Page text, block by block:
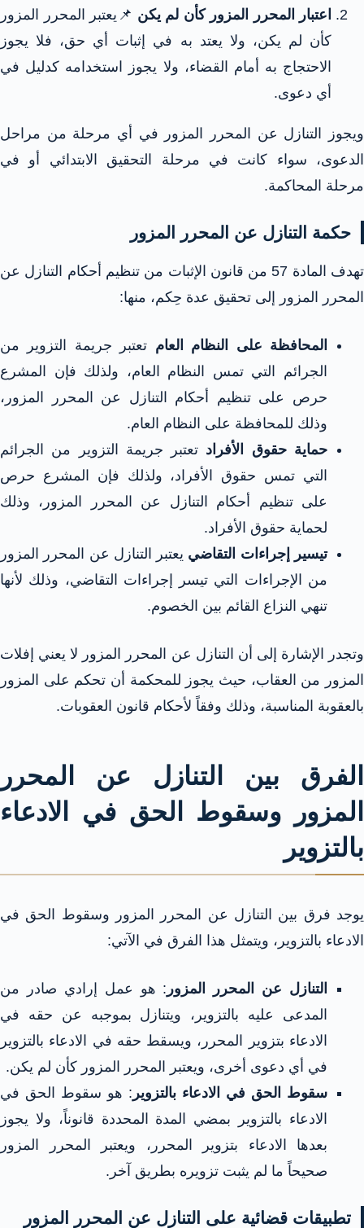
اعتبار المحرر المزور كأن لم يكن 📌يعتبر المحرر المزور
كأن لم يكن، ولا يعتد به في إثبات أي حق، فلا يجوز
الاحتجاج به أمام القضاء، ولا يجوز استخدامه كدليل في
أي دعوى.
ويجوز التنازل عن المحرر المزور في أي مرحلة من مراحل
الدعوى، سواء كانت في مرحلة التحقيق الابتدائي أو في
مرحلة المحاكمة.
حكمة التنازل عن المحرر المزور
تهدف المادة 57 من قانون الإثبات من تنظيم أحكام التنازل عن
المحرر المزور إلى تحقيق عدة حِكم، منها:
المحافظة على النظام العام تعتبر جريمة التزوير من
الجرائم التي تمس النظام العام، ولذلك فإن المشرع
حرص على تنظيم أحكام التنازل عن المحرر المزور،
وذلك للمحافظة على النظام العام.
حماية حقوق الأفراد تعتبر جريمة التزوير من الجرائم
التي تمس حقوق الأفراد، ولذلك فإن المشرع حرص
على تنظيم أحكام التنازل عن المحرر المزور، وذلك
لحماية حقوق الأفراد.
تيسير إجراءات التقاضي يعتبر التنازل عن المحرر المزور
من الإجراءات التي تيسر إجراءات التقاضي، وذلك لأنها
تنهي النزاع القائم بين الخصوم.
وتجدر الإشارة إلى أن التنازل عن المحرر المزور لا يعني إفلات
المزور من العقاب، حيث يجوز للمحكمة أن تحكم على المزور
بالعقوبة المناسبة، وذلك وفقاً لأحكام قانون العقوبات.
الفرق بين التنازل عن المحرر
المزور وسقوط الحق في الادعاء
بالتزوير
يوجد فرق بين التنازل عن المحرر المزور وسقوط الحق في
الادعاء بالتزوير، ويتمثل هذا الفرق في الآتي:
التنازل عن المحرر المزور : هو عمل إرادي صادر من
المدعى عليه بالتزوير، ويتنازل بموجبه عن حقه في
الادعاء بتزوير المحرر، ويسقط حقه في الادعاء بالتزوير
في أي دعوى أخرى، ويعتبر المحرر المزور كأن لم يكن.
سقوط الحق في الادعاء بالتزوير : هو سقوط الحق في
الادعاء بالتزوير بمضي المدة المحددة قانوناً، ولا يجوز
بعدها الادعاء بتزوير المحرر، ويعتبر المحرر المزور
صحيحاً ما لم يثبت تزويره بطريق آخر.
تطبيقات قضائية على التنازل عن المحرر المزور